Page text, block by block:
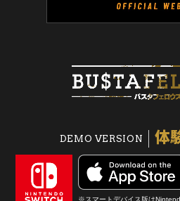
DEMO VERSION 体
※スマートデバイス版は